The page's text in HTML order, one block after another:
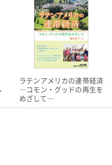
ラテンアメリカの連帯経済
―コモン・グッドの再生を
めざして―